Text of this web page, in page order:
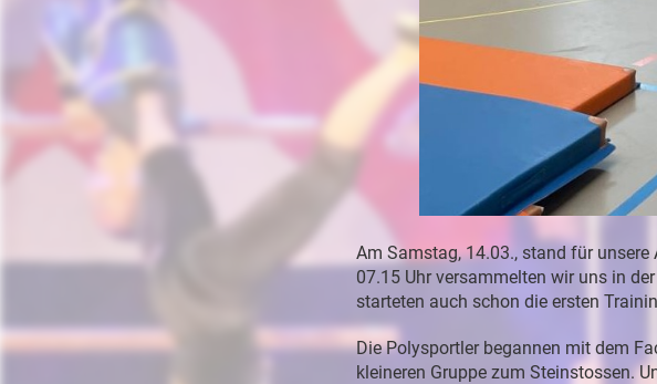
Am Samstag,14.03., stand für unsere
07.15 Uhr versammelten wir uns in der
starteten auch schon die ersten
DiePolysportler begannen mit dem
kleineren Gruppe zum Steinstossen.